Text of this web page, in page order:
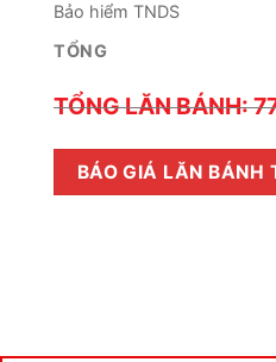
Bảo hiểm TNDS
TỔNG
TỔNG LĂN BÁNH:
BÁO GIÁ LĂN BÁNH